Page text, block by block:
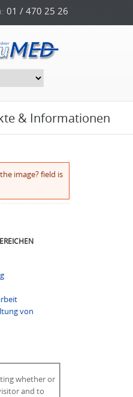
01 / 470 25 26
& Informationen
image? field is
von
whether or
and to